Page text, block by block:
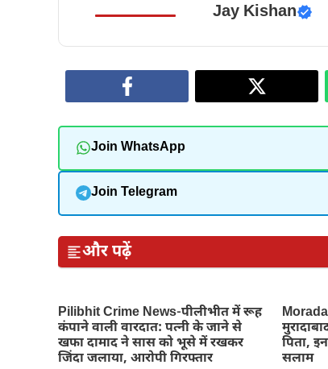
Jay Kishan
Join WhatsApp
Join Telegram
और पढ़ें
Pilibhit Crime News-पीलीभीत में रूह
कंपाने वाली वारदात: पत्नी के जाने से
खफा दामाद ने सास को भूसे में रखकर
जिंदा जलाया, आरोपी गिरफ्तार
पिता,
सलाम